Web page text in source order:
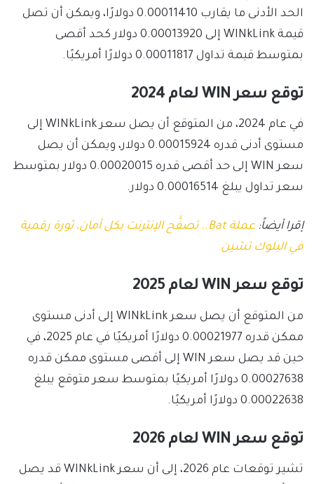
الحد الأدنى ما يقارب 0.00011410 دولارًا، ويمكن أن تصل
قيمة WINkLink إلى 0.00013920 دولار كحد أقصى
بمتوسط ​​قيمة تداول 0.00011817 دولارًا أمريكيًا.
توقع سعر WIN لعام 2024
في عام 2024، من المتوقع أن يصل سعر WINkLink إلى
مستوى أدنى قدره 0.00015924 دولار، ويمكن أن يصل
سعر WIN إلى حد أقصى قدره 0.00020015 دولار بمتوسط ​​
سعر تداول يبلغ 0.00016514 دولار.
إقرا أيضاً:
عملة Bat.. تصفَّح الإنترنت بكل أمان، ثورة رقمية
في البلوك تشين
توقع سعر WIN لعام 2025
من المتوقع أن يصل سعر WINkLink إلى أدنى مستوى
ممكن قدره 0.00021977 دولارًا أمريكيًا في عام 2025، في
حين قد يصل سعر WIN إلى أقصى مستوى ممكن قدره
0.00027638 دولارًا أمريكيًا بمتوسط ​​سعر متوقع يبلغ
0.00022638 دولارًا أمريكيًا.
توقع سعر WIN لعام 2026
تشير توقعات عام 2026، إلى أن سعر WINkLink قد يصل